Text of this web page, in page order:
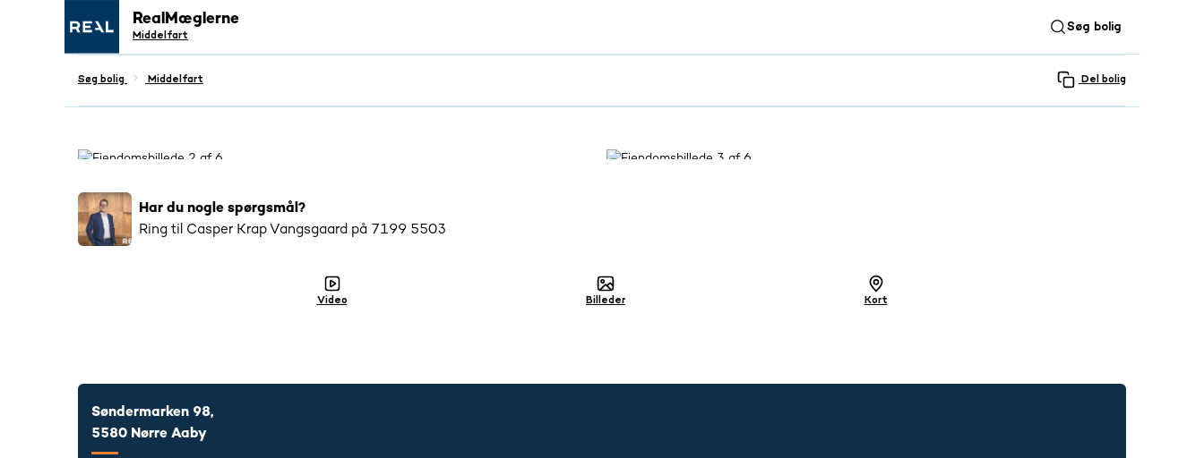
RealMæglerne
Middelfart
Søg bolig
Søg bolig Middelfart Del bolig
Populær
Har du nogle spørgsmål?
Ring til Casper Krap Vangsgaard på 7199 5503
Video Billeder Kort
Søndermarken 98,
5580 Nørre Aaby